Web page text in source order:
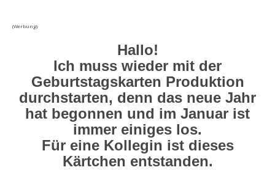
(Werbung)
Hallo!
Ich muss wieder mit der
Geburtstagskarten Produktion
durchstarten, denn das neue Jahr
hat begonnen und im Januar ist
immer einiges los.
Für eine Kollegin ist dieses
Kärtchen entstanden.